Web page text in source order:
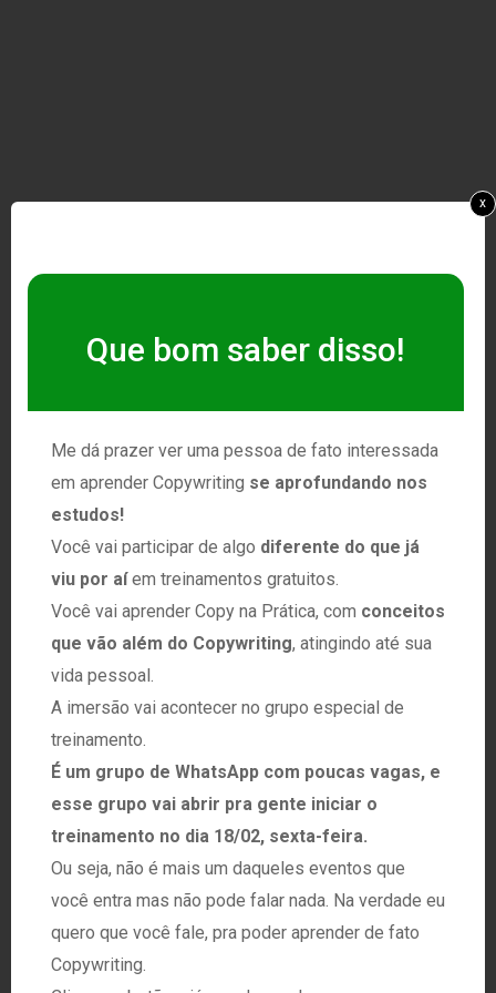
Que bom saber disso!
Me dá prazer ver uma pessoa de fato interessada
em aprender Copywriting se aprofundando nos
estudos!
Você vai participar de algo diferente do que já
viu por aíem treinamentos gratuitos.
Você vai aprender Copy na Prática, com conceitos
que vão além do Copywriting, atingindo até sua
vida pessoal.
A imersão vai acontecer no grupo especial de
treinamento.
É um grupo de WhatsApp com poucas vagas, e
esse grupo vai abrir pra gente iniciar o
treinamento no dia 18/02, sexta-feira.
Ou seja, não é mais um daqueles eventos que
você entra mas não pode falar nada. Na verdade eu
quero que você fale, pra poder aprender de fato
Copywriting.
x